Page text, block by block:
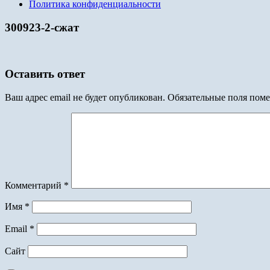
Политика конфиденциальности
300923-2-сжат
Оставить ответ
Ваш адрес email не будет опубликован. Обязательные поля
Комментарий *
Имя *
Email *
Сайт